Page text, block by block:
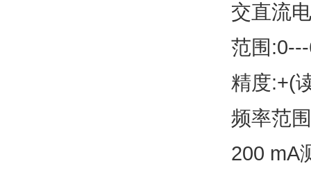
交直流
范围
精度:+(
频率范
200 mA